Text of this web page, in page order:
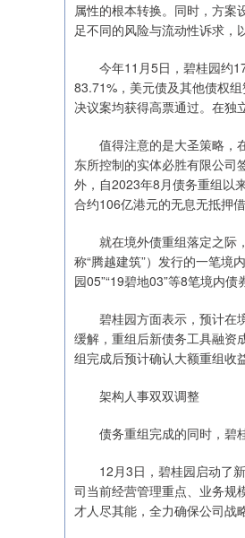
属性的根本转换。同时，方案
足不同的风险与流动性诉求，
今年11月5日，碧桂园约
83.71%，美元债及其他债权
决议案均获得高票通过。在独
值得注意的是大圣策略，在
东所控制的实体必胜有限公司
外，自2023年8月债务重组以
合约106亿港元的无息无抵押
就在境外债重组落定之际，
称“腾越建筑”）发行的一笔境
园05”“19碧地03”等8笔境内
碧桂园方面表示，预计在境
缓解，重组后新债务工具融
组完成后预计确认大额重组收
架构人事双双调整
债务重组完成的同时，碧桂
12月3日，碧桂园启动了新
司当前经营管理重点、业务规
才人尽其能，全力确保公司战